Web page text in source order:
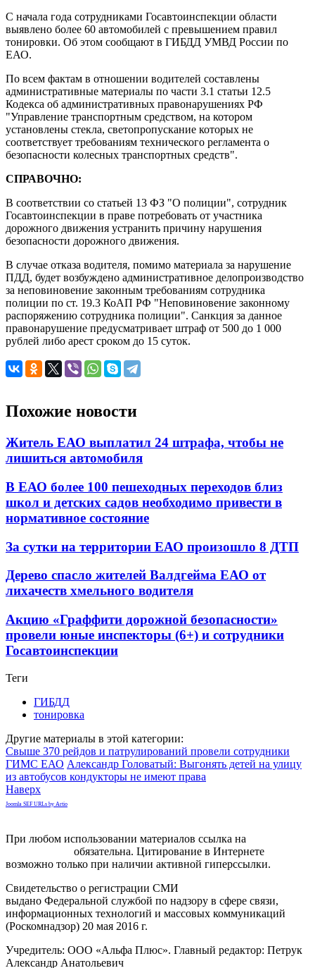
С начала года сотрудниками Госавтоинспекции области
выявлено более 60 автомобилей с превышением правил
тонировки. Об этом сообщают в ГИБДД УМВД России по
ЕАО.
По всем фактам в отношении водителей составлены
административные материалы по части 3.1 статьи 12.5
Кодекса об административных правонарушениях РФ
"Управление транспортным средством, на котором
установлены стекла, светопропускание которых не
соответствует требованиям технического регламента о
безопасности колесных транспортных средств".
СПРАВОЧНО:
В соответствии со статьей 13 ФЗ "О полиции", сотрудник
Госавтоинспекции в праве потребовать от участника
дорожного движения устранить причину нарушения
безопасности дорожного движения.
В случае отказа водителя, помимо материала за нарушение
ПДД, будет возбуждено административное делопроизводство
за неповиновение законным требованиям сотрудника
полиции по ст. 19.3 КоАП РФ "Неповиновение законному
распоряжению сотрудника полиции". Санкция за данное
правонарушение предусматривает штраф от 500 до 1 000
рублей либо арест сроком до 15 суток.
Похожие новости
Житель ЕАО выплатил 24 штрафа, чтобы не
лишиться автомобиля
В ЕАО более 100 пешеходных переходов близ
школ и детских садов необходимо привести в
нормативное состояние
За сутки на территории ЕАО произошло 8 ДТП
Дерево спасло жителей Валдгейма ЕАО от
лихачеств хмельного водителя
Акцию «Граффити дорожной безопасности»
провели юные инспекторы (6+) и сотрудники
Госавтоинспекции
Теги
ГИБДД
тонировка
Другие материалы в этой категории:
Свыше 370 рейдов и патрулирований провели сотрудники
ГИМС ЕАО Александр Головатый: Выгонять детей на улицу
из автобусов кондукторы не имеют права
Наверх
Joomla SEF URLs by Artio
При любом использовании материалов ссылка на
обязательна. Цитирование в Интернете
возможно только при наличии активной гиперссылки.
Свидетельство о регистрации СМИ
выдано Федеральной службой по надзору в сфере связи,
информационных технологий и массовых коммуникаций
(Роскомнадзор) 20 мая 2016 г.
Учредитель: ООО «Альфа Плюс». Главный редактор: Петрук
Александр Анатольевич